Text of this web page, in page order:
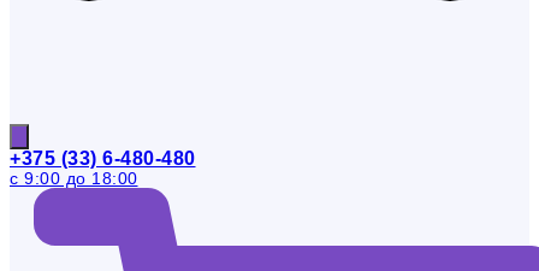
+375 (33) 6-480-480
с 9:00 до 18:00